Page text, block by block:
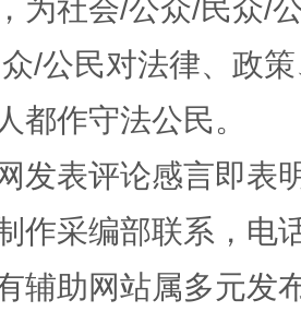
为社会/公众/民众/
/公民对法律、政
都作守法公民。
发表评论感言即表
作采编部联系，电
辅助网站属多元发